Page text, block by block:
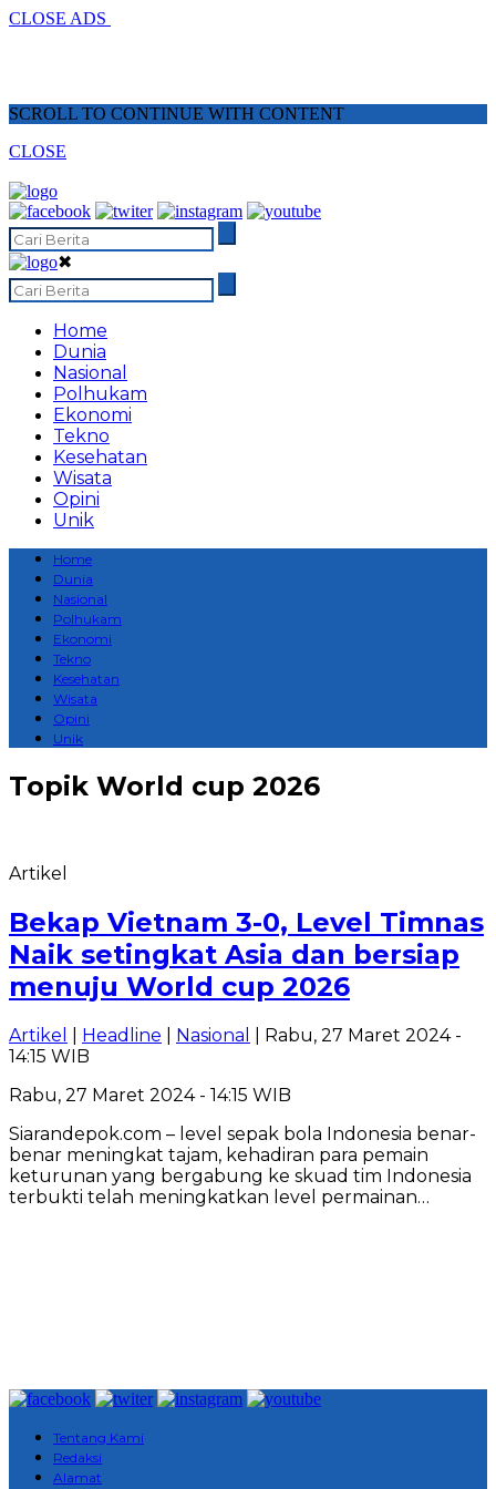
CLOSE ADS
SCROLL TO CONTINUE WITH CONTENT
CLOSE
✖
Home
Dunia
Nasional
Polhukam
Ekonomi
Tekno
Kesehatan
Wisata
Opini
Unik
Home
Dunia
Nasional
Polhukam
Ekonomi
Tekno
Kesehatan
Wisata
Opini
Unik
Topik World cup 2026
Artikel
Bekap Vietnam 3-0, Level Timnas
Naik setingkat Asia dan bersiap
menuju World cup 2026
Artikel Headline Nasional
| Rabu, 27 Maret 2024 -
14:15 WIB
Rabu, 27 Maret 2024 - 14:15 WIB
Siarandepok.com – level sepak bola Indonesia benar-
benar meningkat tajam, kehadiran para pemain
keturunan yang bergabung ke skuad tim Indonesia
terbukti telah meningkatkan level permainan…
Tentang Kami
Redaksi
Alamat